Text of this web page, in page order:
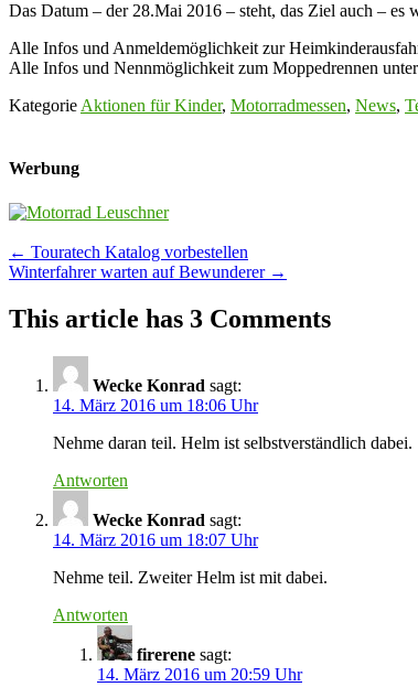
Das Datum – der 28.Mai 2016 – steht, das Ziel auch – es
Alle Infos und Anmeldemöglichkeit zur
Alle Infos und Nennmöglichkeit zum Moppedrennen
Kategorie Aktionen für Kinder, Motorradmessen, News,
Werbung
Post
navigation
← Touratech Katalog vorbestellen
Winterfahrer warten auf Bewunderer →
This article has 3 Comments
Wecke Konrad sagt:
14. März 2016 um 18:06 Uhr
Nehme daran teil. Helm ist selbstverständlich dabei.
Antworten
Wecke Konrad sagt:
14. März 2016 um 18:07 Uhr
Nehme teil. Zweiter Helm ist mit dabei.
Antworten
firerene sagt:
14. März 2016 um 20:59 Uhr